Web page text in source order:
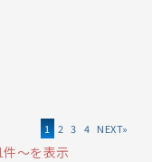
1 2 3 4 »
件～を表示